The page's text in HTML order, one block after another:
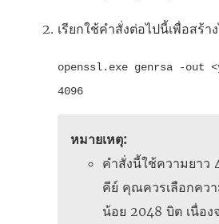
เรียกใช้คำสั่งต่อไปนี้เพื่อสร้า
openssl.exe genrsa -out
4096
หมายเหตุ:
คำสั่งนี้ใช้ความยาว
คีย์ คุณควรเลือกคว
น้อย 2048 บิต เนื่อง